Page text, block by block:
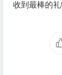
收到最棒的